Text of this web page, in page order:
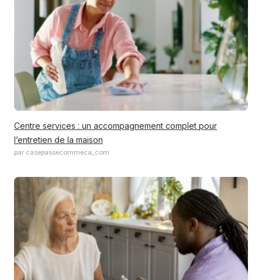
Centre services : un accompagnement complet pour
l’entretien de la maison
par casepassecommeca_com